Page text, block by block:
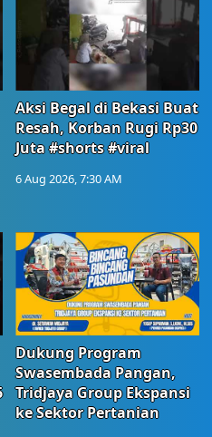
Aksi Begal di Bekasi Buat
Resah, Korban Rugi Rp30
Juta #shorts #viral
6 Aug 2026, 7:30 AM
Dukung Program
Swasembada Pangan,
Tridjaya Group Ekspansi
ke Sektor Pertanian